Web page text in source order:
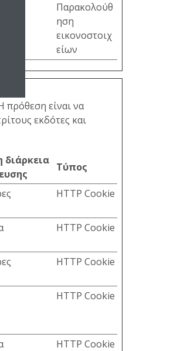
Παρακολούθ
ηση
εικονοστοιχ
είων
είναι να
εκδότες και
διάρκεια
Τύπος
HTTP Cookie
HTTP Cookie
HTTP Cookie
HTTP Cookie
HTTP Cookie